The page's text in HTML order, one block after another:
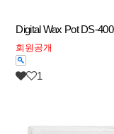
Digital Wax Pot DS-400
회원공개
1